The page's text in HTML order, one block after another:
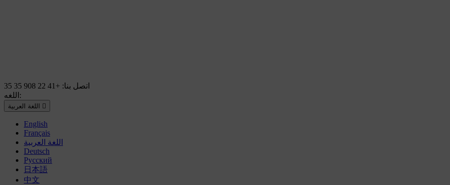
اتصل بنا: +41 22 908 35 35
اللغه:
اللغة العربية 
English
Français
اللغة العربية
Deutsch
Русский
日本語
中文